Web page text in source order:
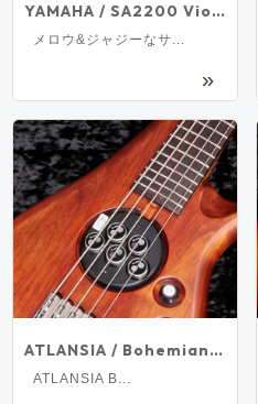
YAMAHA / SA2200 Violin Sunburst 【新宿店】
メロウ&ジャジーなサ...
ATLANSIA / Bohemian 5st Bass Brown【新宿店】
ATLANSIA B...